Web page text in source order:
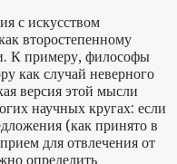
с искусством
второстепенному
К примеру, философы
как случай неверного
версия этой мысли
научных кругах: если
(как принято в
для отвлечения от
определить